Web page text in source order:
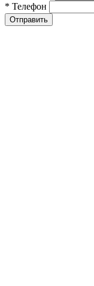
* Телефон
Отправить